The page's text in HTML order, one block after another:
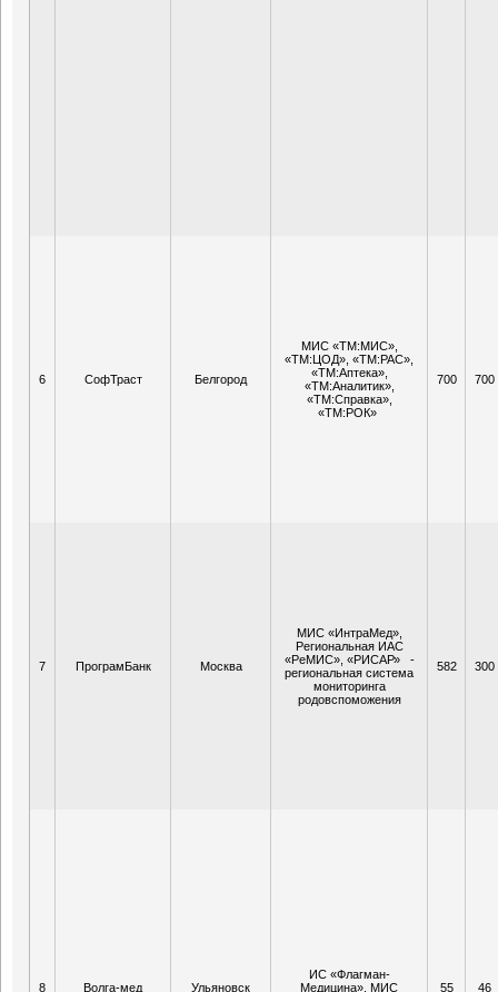
6 СофТраст Белгород
МИС «ТМ:МИС»,
«ТМ:ЦОД», «ТМ:РАС»,
«ТМ:Аптека»,
«ТМ:Аналитик»,
«ТМ:Справка»,
«ТМ:РОК»
700 700
7 ПрограмБанк Москва
МИС «ИнтраМед»,
Региональная ИАС
«РеМИС», «РИСАР» -
региональная система
мониторинга
родовспоможения
582 300
8 Волга-мед Ульяновск
ИС «Флагман-
Медицина», МИС
55 46